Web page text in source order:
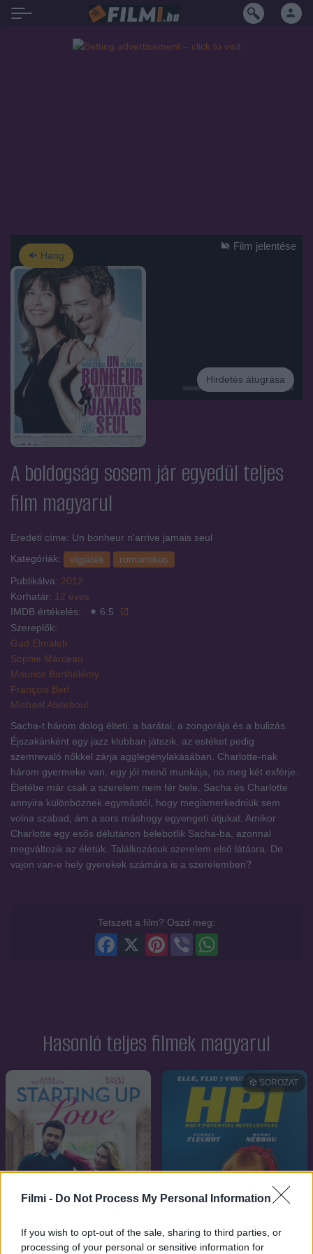
Filmi - Do Not Process My Personal Information
If you wish to opt-out of the sale, sharing to third parties, or
processing of your personal or sensitive information for
Hang
Hirdetés
Hirdetés átugrása
Film jelentése
A boldogság sosem jár egyedül teljes
film magyarul
Eredeti címe: Un bonheur n'arrive jamais seul
Kategóriák:
vígjáték
romantikus
Publikálva: 2012
Korhatár: 12 éves
IMDB értékelés:
6.5
Szereplők:
Gad Elmaleh
Sophie Marceau
Maurice Barthélémy
François Berl
Michaël Abiteboul
Sacha-t három dolog élteti: a barátai, a zongorája és a bulizás.
Éjszakánként egy jazz klubban játszik, az estéket pedig
szemrevaló nőkkel zárja agglegénylakásában. Charlotte-nak
három gyermeke van, egy jól menő munkája, no meg két exférje.
Életébe már csak a szerelem nem fér bele. Sacha és Charlotte
annyira különböznek egymástól, hogy megismerkedniük sem
volna szabad, ám a sors máshogy egyengeti útjukat. Amikor
Charlotte egy esős délutánon belebotlik Sacha-ba, azonnal
megváltozik az életük. Találkozásuk szerelem első látásra. De
vajon van-e hely gyerekek számára is a szerelemben?
Tetszett a film? Oszd meg:
Viber
Pinterest
Facebook
Hasonló teljes filmek magyarul
SOROZAT